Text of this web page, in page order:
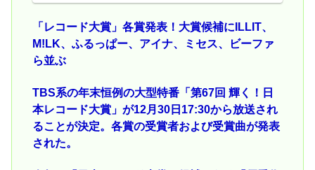
「レコード大賞」各賞発表！大賞候補にILLIT、
M!LK、ふるっぱー、アイナ、ミセス、ビーファ
ら並ぶ
TBS系の年末恒例の大型特番「第67回 輝く！日
本レコード大賞」が12月30日17:30から放送され
ることが決定。各賞の受賞者および受賞曲が発表
された。